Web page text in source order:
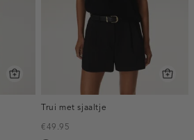
Trui met sjaaltje
€49.95